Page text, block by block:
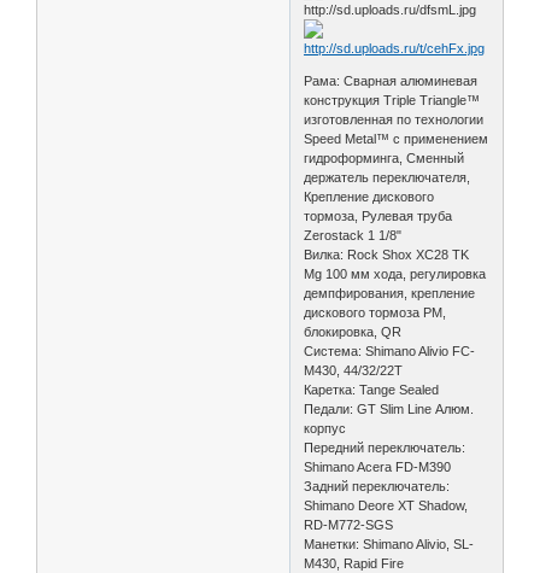
Рама: Сварная алюминевая
конструкция Triple Triangle™
изготовленная по технологии
Speed Metal™ с применением
гидроформинга, Сменный
держатель переключателя,
Крепление дискового
тормоза, Рулевая труба
Zerostack 1 1/8"
Вилка: Rock Shox XC28 TK
Mg 100 мм хода, регулировка
демпфирования, крепление
дискового тормоза PM,
блокировка, QR
Система: Shimano Alivio FC-
M430, 44/32/22T
Каретка: Tange Sealed
Педали: GT Slim Line Алюм.
корпус
Передний переключатель:
Shimano Acera FD-M390
Задний переключатель:
Shimano Deore XT Shadow,
RD-M772-SGS
Манетки: Shimano Alivio, SL-
M430, Rapid Fire